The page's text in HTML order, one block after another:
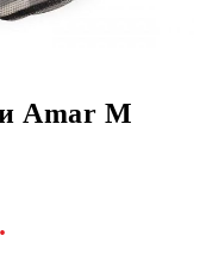
Amar M